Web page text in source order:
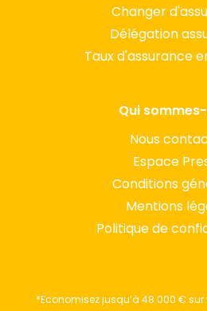
Changer
Délégation
Taux d'assurance
Qui
Nous
Espace
Conditions
Mentions
Politique de
*Economisez jusqu’à 48 000 €